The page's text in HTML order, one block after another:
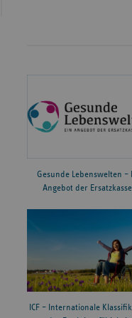
Gesunde Lebenswelten –
Angebot der
ICF – Internationale